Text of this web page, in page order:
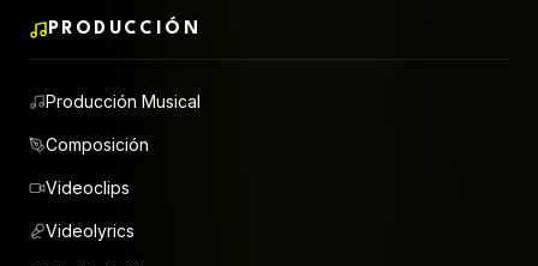
PRODUCCIÓN
Producción Musical
Composición
Videoclips
Videolyrics